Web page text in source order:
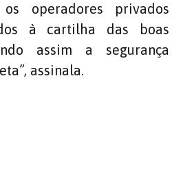
operadores privados
à cartilha das boas
assim a segurança
assinala.